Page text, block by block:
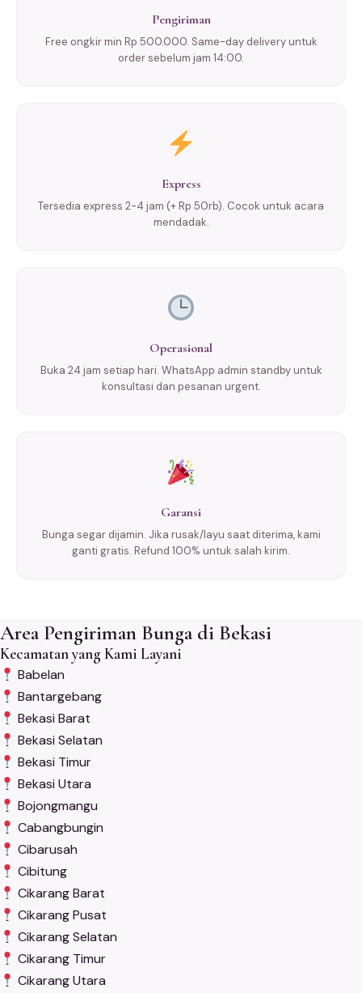
Pengiriman
Free ongkir min Rp 500.000. Same-day delivery untuk
order sebelum jam 14:00.
Express
Tersedia express 2-4 jam (+ Rp 50rb). Cocok untuk acara
mendadak.
Operasional
Buka 24 jam setiap hari. WhatsApp admin standby untuk
konsultasi dan pesanan urgent.
Garansi
Bunga segar dijamin. Jika rusak/layu saat diterima, kami
ganti gratis. Refund 100% untuk salah kirim.
Area Pengiriman Bunga di Bekasi
Kecamatan yang Kami Layani
Babelan
Bantargebang
Bekasi Barat
Bekasi Selatan
Bekasi Timur
Bekasi Utara
Bojongmangu
Cabangbungin
Cibarusah
Cibitung
Cikarang Barat
Cikarang Pusat
Cikarang Selatan
Cikarang Timur
Cikarang Utara